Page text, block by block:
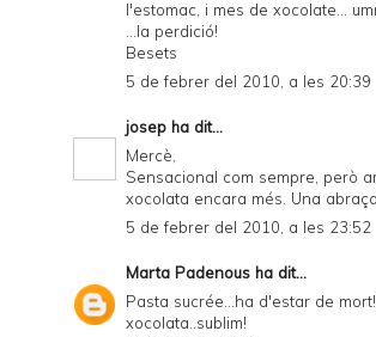
l'estomac, i mes de xocolate...
...la perdició!
Besets
5 de febrer del 2010, a les 20:39
josep ha dit...
Mercè,
Sensacional com sempre, però
xocolata encara més. Una
5 de febrer del 2010, a les 23:52
Marta Padenous ha dit...
Pasta sucrée...ha d'estar de
xocolata..sublim!